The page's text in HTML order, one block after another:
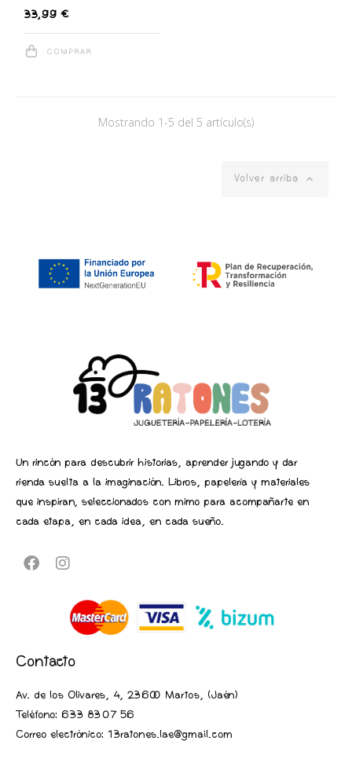
33,99 €
COMPRAR
Mostrando 1-5 del 5 artículo(s)
Volver arriba 
Un rincón para descubrir historias, aprender jugando y dar
rienda suelta a la imaginación. Libros, papelería y materiales
que inspiran, seleccionados con mimo para acompañarte en
cada etapa, en cada idea, en cada sueño.
Contacto
Av. de los Olivares, 4, 23600 Martos, (Jaén)
Teléfono: 633 83 07 56
Correo electrónico: 13ratones.lae@gmail.com